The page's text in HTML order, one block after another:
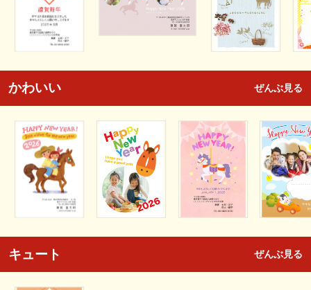
かわいい ぜんぶ見る
キュート ぜんぶ見る